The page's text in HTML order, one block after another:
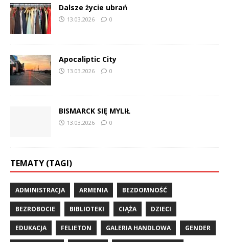
Dalsze życie ubrań
13.03.2026 0
Apocaliptic City
13.03.2026 0
BISMARCK SIĘ MYLIŁ
13.03.2026 0
TEMATY (TAGI)
ADMINISTRACJA ARMENIA BEZDOMNOŚĆ
BEZROBOCIE BIBLIOTEKI CIĄŻA DZIECI
EDUKACJA FELIETON GALERIA HANDLOWA GENDER